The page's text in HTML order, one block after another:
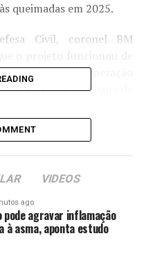
queimadas em 2025.
Civil, coronel BM
preparação, operação
a Empresa Cuiabana de
a Secretaria de
de Bombeiros.
integrada ao
fantásticos. A
maquinários e equipe à
retirada dos bolsões de
a Defesa Civil fez as
ambiental nas
VIDEOS
ago
pode agravar inflamação
à asma, aponta estudo